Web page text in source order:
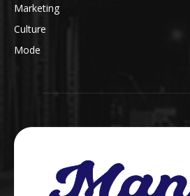
Marketing
Culture
Mode